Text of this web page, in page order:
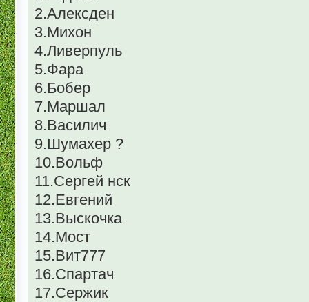
2.Алексден
3.Михон
4.Ливерпуль
5.Фара
6.Бобер
7.Маршал
8.Василич
9.Шумахер ?
10.Вольф
11.Сергей нск
12.Евгений
13.Выскочка
14.Мост
15.Вит777
16.Спартач
17.Сержик